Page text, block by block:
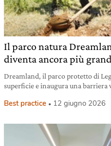
Il parco natura
diventa ancora più
Dreamland, il parco protetto di
superficie e inaugura una
Best practice 12 giugno 2026